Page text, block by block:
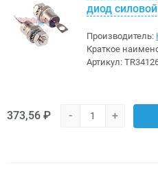
диод
Производитель:
Краткое
Артикул:
373,56 ₽ - +